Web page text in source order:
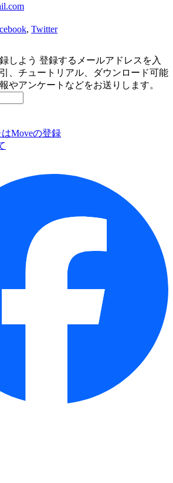
, Twitter
しよう 登録するメールアドレスを入
、チュートリアル、ダウンロード可能
やアンケートなどをお送りします。
Moveの登録